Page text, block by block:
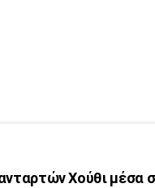
Χούθι μέσα